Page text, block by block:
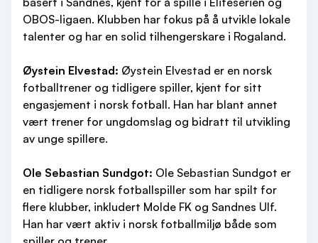
OBOS-ligaen. Klubben har fokus på å utvikle lokale
talenter og har en solid tilhengerskare i Rogaland.
Øystein Elvestad: Øystein Elvestad er en norsk
fotballtrener og tidligere spiller, kjent for sitt
engasjement i norsk fotball. Han har blant annet
vært trener for ungdomslag og bidratt til utvikling
av unge spillere.
Ole Sebastian Sundgot: Ole Sebastian Sundgot er
en tidligere norsk fotballspiller som har spilt for
flere klubber, inkludert Molde FK og Sandnes Ulf.
Han har vært aktiv i norsk fotballmiljø både som